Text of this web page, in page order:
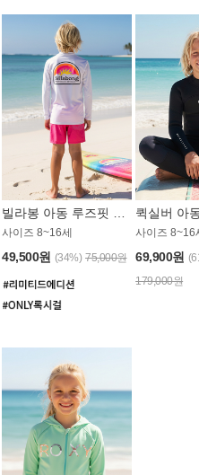
사이즈 8~16세
49,500원 (34%) 75,000원
사이즈 8~16
69,900원
179,000원